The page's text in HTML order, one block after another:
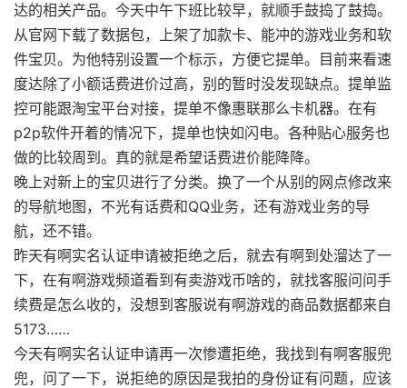
达的相关产品。今天中午下班比较早，就顺手鼓捣了鼓捣。
从官网下载了数据包，上架了加款卡、能冲的游戏业务和软
件宝贝。为他特别设置一个标示，方便它提单。目前来看速
度达除了小额话费进价过高，别的暂时没发现缺点。提单监
控可能跟淘宝平台对接，提单不像惠联那么卡机器。在有
p2p软件开着的情况下，提单也快如闪电。各种贴心服务也
做的比较周到。真的就是希望话费进价能降降。
晚上对新上的宝贝进行了分类。换了一个从别的网点修改来
的导航地图，不光有话费和QQ业务，还有游戏业务的导
航，还不错。
昨天有啊实名认证申请被拒绝之后，就去有啊到处溜达了一
下，在有啊游戏频道看到有卖游戏币啥的，就找客服问问手
续费是怎么收的，没想到客服说有啊游戏的商品数据都来自
5173……
今天有啊实名认证申请再一次惨遭拒绝，我找到有啊客服兜
兜，问了一下，说拒绝的原因是我拍的身份证有问题，应该